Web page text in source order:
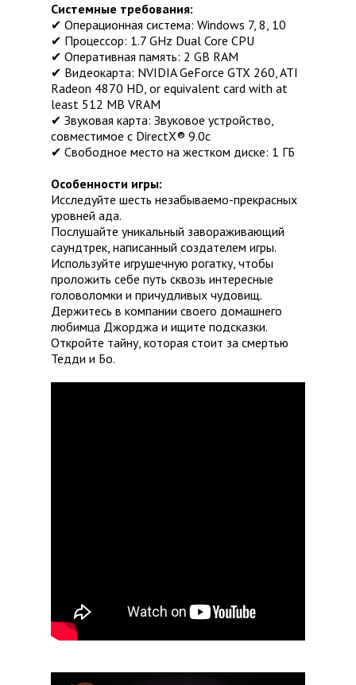
Системные требования:
✔ Операционная система: Windows 7, 8, 10
✔ Процессор: 1.7 GHz Dual Core CPU
✔ Оперативная память: 2 GB RAM
✔ Видеокарта: NVIDIA GeForce GTX 260, ATI
Radeon 4870 HD, or equivalent card with at
least 512 MB VRAM
✔ Звуковая карта: Звуковое устройство,
совместимое с DirectX® 9.0с
✔ Свободное место на жестком диске: 1 ГБ
Особенности игры:
Исследуйте шесть незабываемо-прекрасных
уровней ада.
Послушайте уникальный завораживающий
саундтрек, написанный создателем игры.
Используйте игрушечную рогатку, чтобы
проложить себе путь сквозь интересные
головоломки и причудливых чудовищ.
Держитесь в компании своего домашнего
любимца Джорджа и ищите подсказки.
Откройте тайну, которая стоит за смертью
Тедди и Бо.